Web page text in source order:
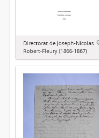
Directorat de Joseph-Nicolas
Robert-Fleury (1866-1867)